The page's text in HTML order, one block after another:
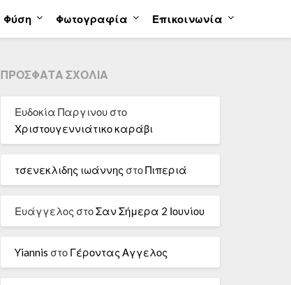
Φύση Φωτογραφία Επικοινωνία
ΠΡΌΣΦΑΤΑ ΣΧΌΛΙΑ
Ευδοκία Παργινουστο
Χριστουγεννιάτικο καράβι
τσενεκλιδης ιωάννης στοΠιπεριά
Ευάγγελος στοΣαν Σήμερα 2 Ιουνίου
Yiannis στο Γέροντας Αγγελος